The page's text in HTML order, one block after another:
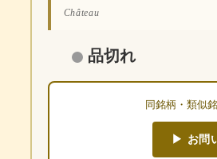
Château
品切れ
同銘柄・類似
▶ お問